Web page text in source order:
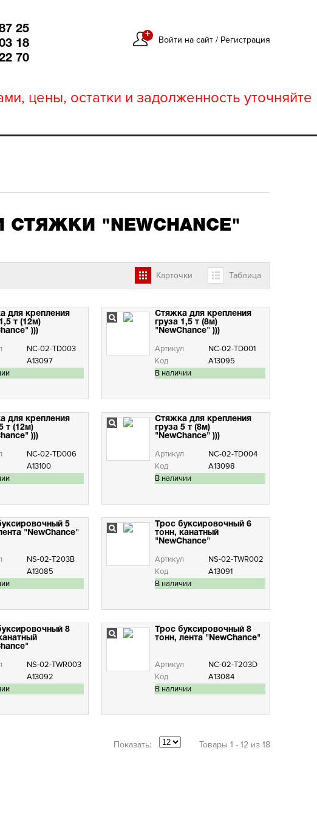
25
18
70
+
Войти на сайт / Регистрация
цены, остатки и задолженность уточняйте
"NEWCHANCE"
Карточки Таблица
для крепления
т (12м)
)))
NC-02-TD003
А13097
Стяжка для крепления
груза 1,5 т (8м)
"NewChance" )))
Артикул
NC-02-TD001
Код
А13095
В наличии
для крепления
т (12м)
)))
NC-02-TD006
А13100
Стяжка для крепления
груза 5 т (8м)
"NewChance" )))
Артикул
NC-02-TD004
Код
А13098
В наличии
5
"NewChance"
NS-02-T203B
А13085
Трос буксировочный 6
тонн, канатный
"NewChance"
Артикул
NS-02-TWR002
Код
А13091
В наличии
8
NS-02-TWR003
А13092
Трос буксировочный 8
тонн, лента "NewChance"
Артикул
NC-02-T203D
Код
А13084
В наличии
Показать: Товары 1 - 12 из 18